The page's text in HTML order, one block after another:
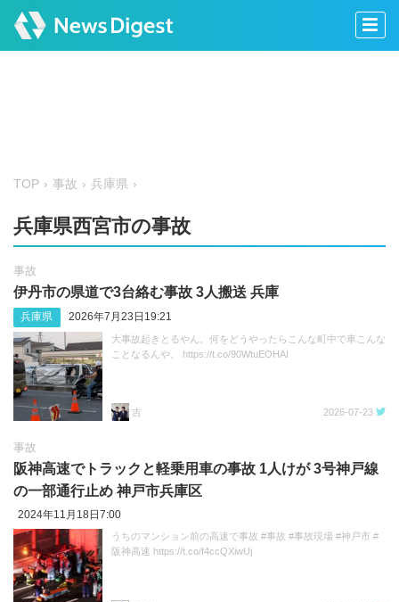
TOP 事故 兵庫県
兵庫県西宮市の事故
事故
伊丹市の県道で3台絡む事故 3人搬送 兵庫
兵庫県 2026年7月23日19:21
大事故起きとるやん。何をどうやったらこんな町中で車こんな
ことなるんや。 https://t.co/90WtuEOHAI
吉 2026-07-23
事故
阪神高速でトラックと軽乗用車の事故 1人けが 3号神戸線
の一部通行止め 神戸市兵庫区
2024年11月18日7:00
うちのマンション前の高速で事故 #事故 #事故現場 #神戸市 #
阪神高速 https://t.co/f4ccQXiwUj